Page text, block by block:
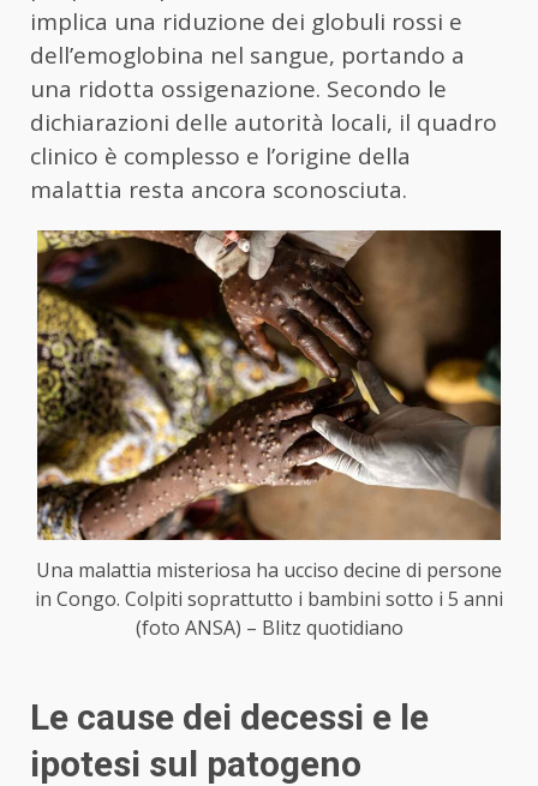
implica una riduzione dei globuli rossi e
dell’emoglobina nel sangue, portando a
una ridotta ossigenazione. Secondo le
dichiarazioni delle autorità locali, il quadro
clinico è complesso e l’origine della
malattia resta ancora sconosciuta.
Una malattia misteriosa ha ucciso decine di persone
in Congo. Colpiti soprattutto i bambini sotto i 5 anni
(foto ANSA) – Blitz quotidiano
Le cause dei decessi e le
ipotesi sul patogeno